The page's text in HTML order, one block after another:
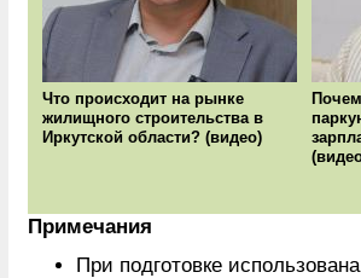
Что происходит на рынке
жилищного строительства в
Иркутской области? (видео)
Примечания
При подготовке